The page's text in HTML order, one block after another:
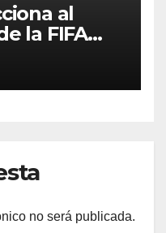
al
la FIFA
acoger
2030:
España»
no será publicada.